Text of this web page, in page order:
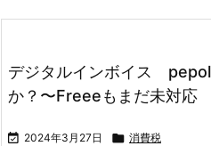
デジタルインボイス
か？〜Freeeもまだ未対応
 2024年3月27日  消費税